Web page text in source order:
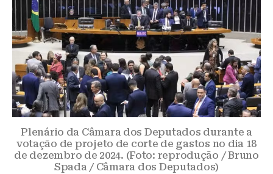
Plenário da Câmara dos Deputados durante a
votação de projeto de corte de gastos no dia 18
de dezembro de 2024. (Foto: reprodução / Bruno
Spada / Câmara dos Deputados)